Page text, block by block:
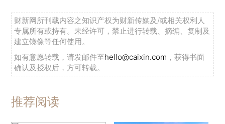
财新网所刊载内容之知识产权为财新传媒及/或相关权利人
专属所有或持有。未经许可，禁止进行转载、摘编、复制及
建立镜像等任何使用。
如有意愿转载，请发邮件至hello@caixin.com ，获得书面
确认及授权后，方可转载。
推荐阅读